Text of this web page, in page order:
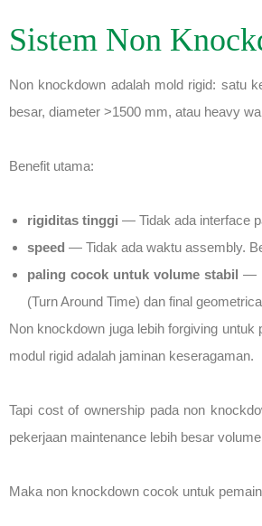
Sistem Non
Non knockdown adalah mold rigid: satu
besar, diameter >1500 mm, atau heavy
Benefit utama:
rigiditas tinggi — Tidak ada interface
speed — Tidak ada waktu assembly.
paling cocok untuk volume stabil —
(Turn Around Time) dan final
Non knockdown juga lebih forgiving
modul rigid adalah jaminan keseragaman.
Tapi cost of ownership pada non
pekerjaan maintenance lebih besar
Maka non knockdown cocok untuk